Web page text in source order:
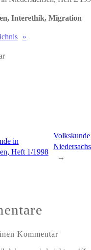
Interethik, Migration
in
Heft 1/1998
→
Kommentar